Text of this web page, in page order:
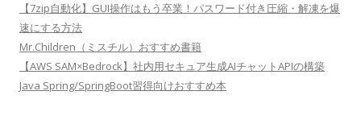
【7zip自動化】GUI操作はもう卒業！パスワード付き圧縮・解凍を爆
速にする方法
Mr.Children（ミスチル）おすすめ書籍
【AWS SAM×Bedrock】社内用セキュア生成AIチャットAPIの構築
Java Spring/SpringBoot習得向けおすすめ本